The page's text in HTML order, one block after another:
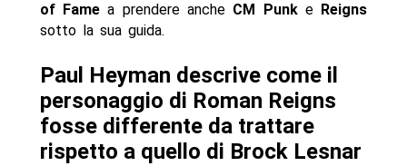
of Fame a prendere anche CM Punke Reigns
sotto la sua guida.
Paul Heyman descrive come il
personaggio di Roman Reigns
fosse differente da trattare
rispetto a quello di Brock Lesnar